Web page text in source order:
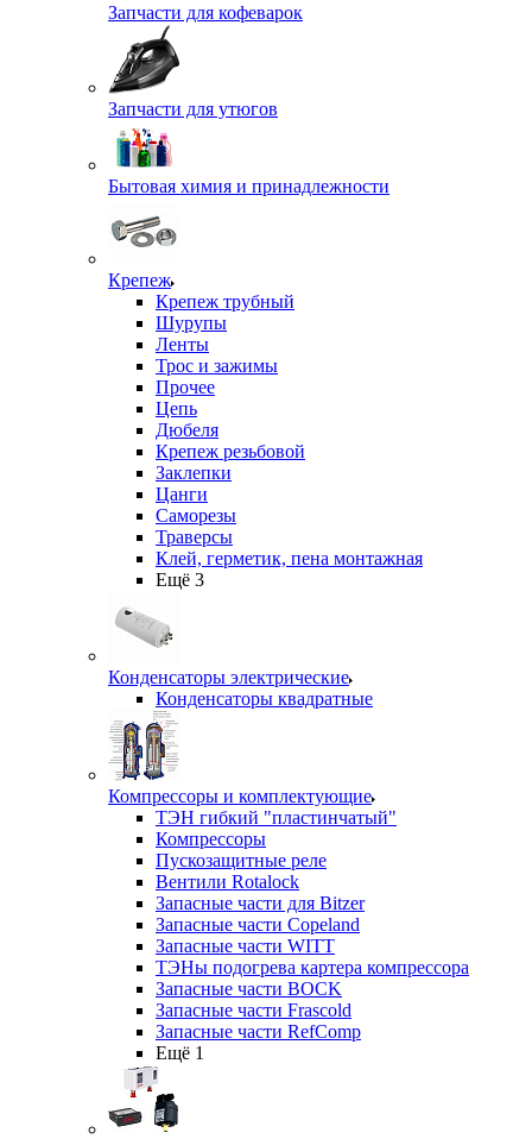
Запчасти для кофеварок
Запчасти для утюгов
Бытовая химия и принадлежности
Крепеж
Крепеж трубный
Шурупы
Ленты
Трос и зажимы
Прочее
Цепь
Дюбеля
Крепеж резьбовой
Заклепки
Цанги
Саморезы
Траверсы
Клей, герметик, пена монтажная
Ещё 3
Конденсаторы электрические
Конденсаторы квадратные
Компрессоры и комплектующие
ТЭН гибкий "пластинчатый"
Компрессоры
Пускозащитные реле
Вентили Rotalock
Запасные части для Bitzer
Запасные части Copeland
Запасные части WITT
ТЭНы подогрева картера компрессора
Запасные части BOCK
Запасные части Frascold
Запасные части RefComp
Ещё 1